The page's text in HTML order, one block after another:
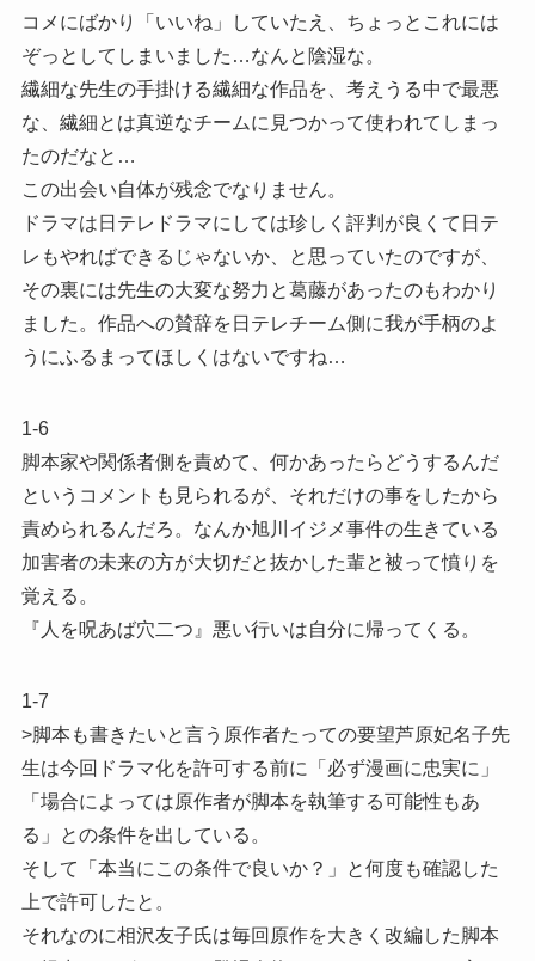
コメにばかり「いいね」していたえ、ちょっとこれには
ぞっとしてしまいました…なんと陰湿な。
繊細な先生の手掛ける繊細な作品を、考えうる中で最悪
な、繊細とは真逆なチームに見つかって使われてしまっ
たのだなと…
この出会い自体が残念でなりません。
ドラマは日テレドラマにしては珍しく評判が良くて日テ
レもやればできるじゃないか、と思っていたのですが、
その裏には先生の大変な努力と葛藤があったのもわかり
ました。作品への賛辞を日テレチーム側に我が手柄のよ
うにふるまってほしくはないですね…
1-6
脚本家や関係者側を責めて、何かあったらどうするんだ
というコメントも見られるが、それだけの事をしたから
責められるんだろ。なんか旭川イジメ事件の生きている
加害者の未来の方が大切だと抜かした輩と被って憤りを
覚える。
『人を呪あば穴二つ』悪い行いは自分に帰ってくる。
1-7
>脚本も書きたいと言う原作者たっての要望芦原妃名子先
生は今回ドラマ化を許可する前に「必ず漫画に忠実に」
「場合によっては原作者が脚本を執筆する可能性もあ
る」との条件を出している。
そして「本当にこの条件で良いか？」と何度も確認した
上で許可したと。
それなのに相沢友子氏は毎回原作を大きく改編した脚本